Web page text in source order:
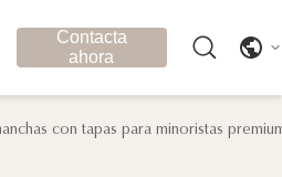
Contacta
ahora
con tapas para minoristas